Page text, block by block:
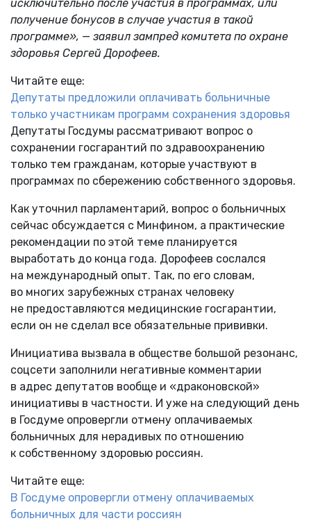
исключительно после участия в программах, или
получение бонусов в случае участия в такой
программе», — заявил зампред комитета по охране
здоровья Сергей Дорофеев.
Читайте еще:
Депутаты предложили оплачивать больничные
только участникам программ сохранения здоровья
Депутаты Госдумы рассматривают вопрос о
сохранении госгарантий по здравоохранению
только тем гражданам, которые участвуют в
программах по сбережению собственного здоровья.
Как уточнил парламентарий, вопрос о больничных
сейчас обсуждается с Минфином, а практические
рекомендации по этой теме планируется
выработать до конца года. Дорофеев сослался
на международный опыт. Так, по его словам,
во многих зарубежных странах человеку
не предоставляются медицинские госгарантии,
если он не сделал все обязательные прививки.
Инициатива вызвала в обществе большой резонанс,
соцсети заполнили негативные комментарии
в адрес депутатов вообще и «драконовской»
инициативы в частности. И уже на следующий день
в Госдуме опровергли отмену оплачиваемых
больничных для нерадивых по отношению
к собственному здоровью россиян.
Читайте еще:
В Госдуме опровергли отмену оплачиваемых
больничных для части россиян